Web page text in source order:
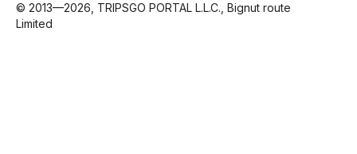
© 2013—2026, TRIPSGO PORTAL L.L.C., Bignut route
Limited